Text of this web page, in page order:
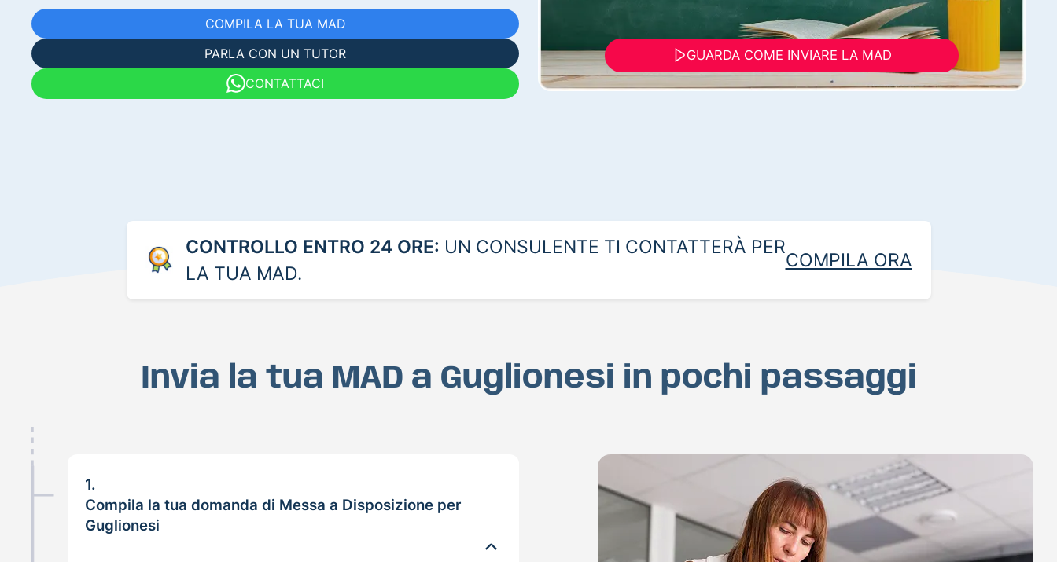
COMPILA LA TUA MAD
PARLA CON UN TUTOR
CONTATTACI
GUARDA COME INVIARE LA MAD
CONTROLLO ENTRO 24 ORE: UN CONSULENTE TI CONTATTERÀ PER
LA TUA MAD.
COMPILA ORA
Invia la tua MAD a Guglionesi in pochi passaggi
1.
Compila la tua domanda di Messa a Disposizione per
Guglionesi